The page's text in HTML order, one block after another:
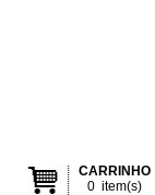
CARRINHO
0item(s)